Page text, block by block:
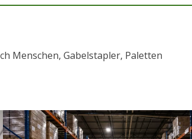
Menschen, Gabelstapler, Paletten